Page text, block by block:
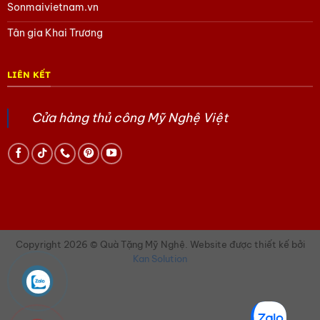
Sonmaivietnam.vn
Tân gia Khai Trương
LIÊN KẾT
Cửa hàng thủ công Mỹ Nghệ Việt
Copyright 2026 © Quà Tặng Mỹ Nghệ. Website được thiết kế bởi
Kan Solution